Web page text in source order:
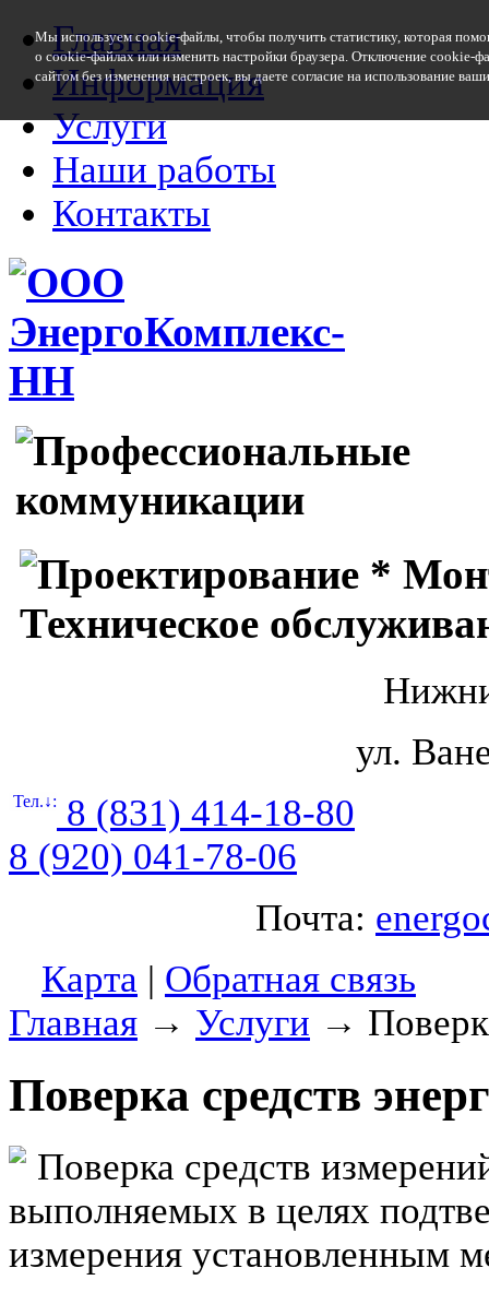
Главная
Информация
Услуги
Наши работы
Контакты
ул.
Тел.↓:
8 (831) 414-18-80
8 (920) 041-78-06
Почта:
Карта | Обратная связь
Главная → Услуги →
Поверка средств
Поверка средств
выполняемых в целях
измерения установленным
Мы используем cookie-файлы, чтобы получить статистику, которая
о cookie-файлах или изменить настройки браузера. Отключение cookie-
сайтом без изменения настроек, вы даете согласие на использование